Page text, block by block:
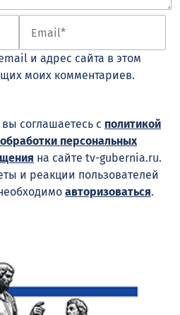
и адрес сайта в этом
моих комментариев.
соглашаетесь с политикой
персональных
на сайте tv-gubernia.ru.
и реакции пользователей
авторизоваться.